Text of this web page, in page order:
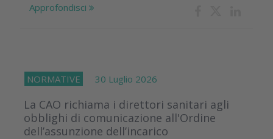
Approfondisci
NORMATIVE 30 Luglio 2026
La CAO richiama i direttori sanitari agli
obblighi di comunicazione all'Ordine
dell’assunzione dell’incarico